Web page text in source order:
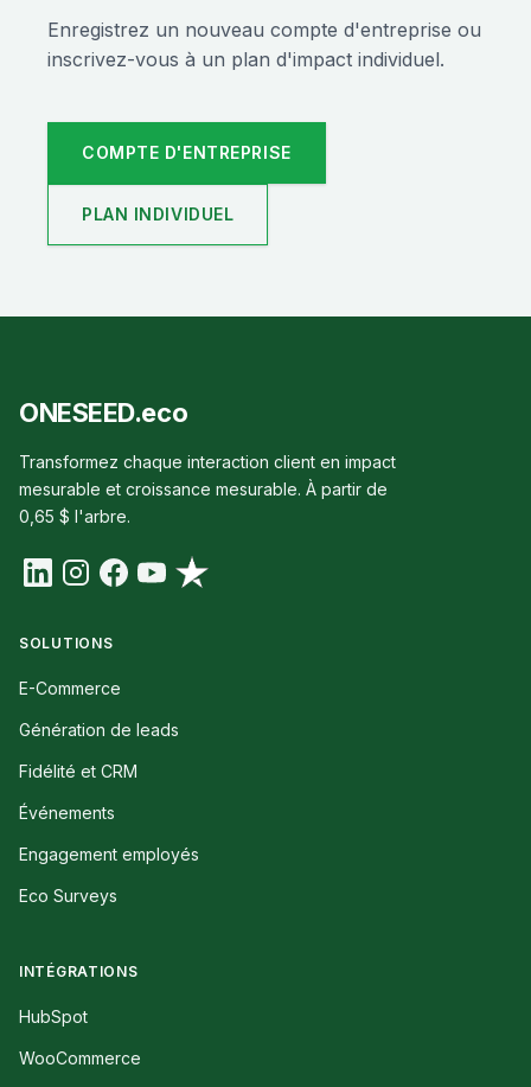
Enregistrez un nouveau compte d'entreprise ou
inscrivez-vous à un plan d'impact individuel.
COMPTE D'ENTREPRISE
PLAN INDIVIDUEL
ONESEED.eco
Transformez chaque interaction client en impact
mesurable et croissance mesurable. À partir de
0,65 $ l'arbre.
SOLUTIONS
E-Commerce
Génération de leads
Fidélité et CRM
Événements
Engagement employés
Eco Surveys
INTÉGRATIONS
HubSpot
WooCommerce